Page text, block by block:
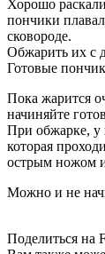
Хорошо
пончики
сковороде.
Обжарить их с
Готовые
Пока жарится
начиняйте
При обжарке, у
которая
острым ножом
Можно и не
Поделиться на